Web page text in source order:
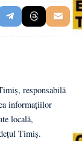
responsabilă
informațiilor
locală,
Timiș.